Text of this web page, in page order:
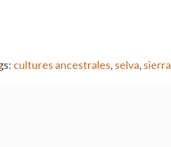
cultures ancestrales, selva, sierra